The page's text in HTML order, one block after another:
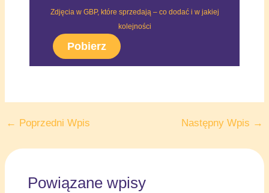
Zdjęcia w GBP, które sprzedają – co dodać i w jakiej
kolejności
Pobierz
← Poprzedni Wpis Następny Wpis →
Powiązane wpisy